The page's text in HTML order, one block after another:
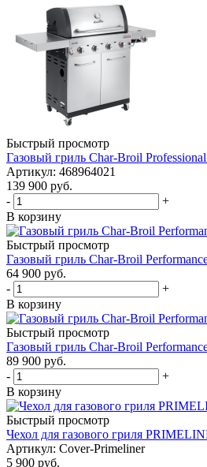
Быстрый просмотр
Газовый гриль Char-Broil
Артикул: 468964021
139 900 руб.
-
+
В корзину
Быстрый просмотр
Газовый гриль Char-Broil
64 900 руб.
-
+
В корзину
Быстрый просмотр
Газовый гриль Char-Broil
89 900 руб.
-
+
В корзину
Быстрый просмотр
Чехол для газового гриля
Артикул: Cover-Primeliner
5 900 руб.